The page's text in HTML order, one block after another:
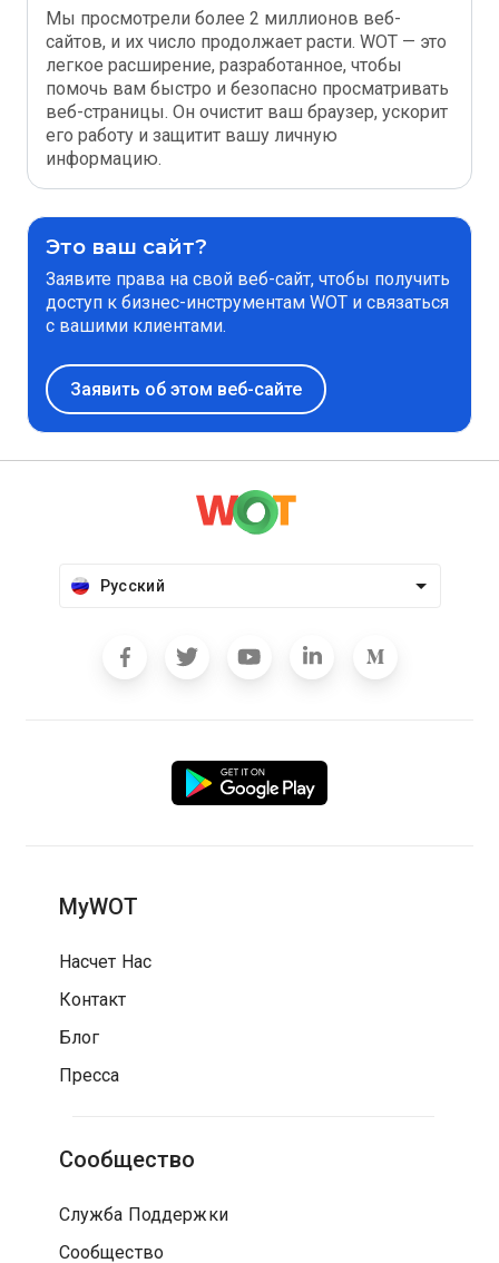
Мы просмотрели более 2 миллионов веб-
сайтов, и их число продолжает расти. WOT — это
легкое расширение, разработанное, чтобы
помочь вам быстро и безопасно просматривать
веб-страницы. Он очистит ваш браузер, ускорит
его работу и защитит вашу личную
информацию.
Это ваш сайт?
Заявите права на свой веб-сайт, чтобы получить
доступ к бизнес-инструментам WOT и связаться
с вашими клиентами.
Заявить об этом веб-сайте
Русский
MyWOT
Насчет Нас
Контакт
Блог
Пресса
Сообщество
Служба Поддержки
Сообщество